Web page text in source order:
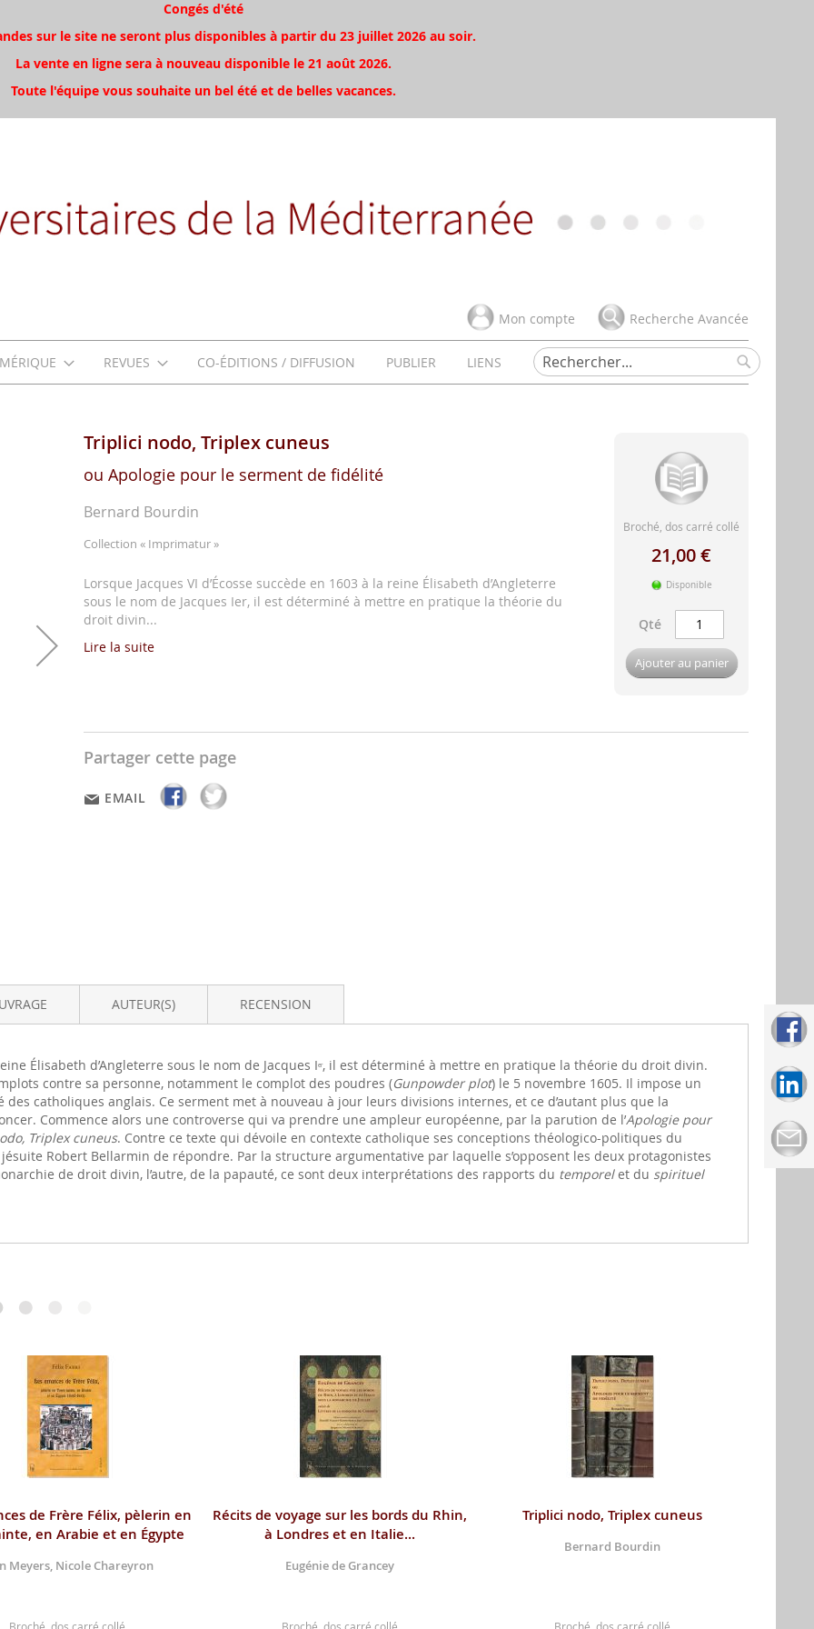
Congés d'été
sur le site ne seront plus disponibles à partir du 23 juillet 2026 au soir.
La vente en ligne sera à nouveau disponible le 21 août 2026.
Toute l'équipe vous souhaite un bel été et de belles vacances.
Mon compte Recherche Avancée
REVUES CO-ÉDITIONS / DIFFUSION PUBLIER
LIENS
Rechercher
Rechercher
Triplici nodo, Triplex cuneus
ou Apologie pour le serment de fidélité
Bernard Bourdin
Collection « Imprimatur »
Lorsque Jacques VI d’Écosse succède en 1603 à la reine Élisabeth d’Angleterre
sous le nom de Jacques Ier, il est déterminé à mettre en pratique la théorie du
droit divin...
Lire la suite
Broché, dos carré collé
21,00 €
Disponible
Qté
Ajouter au panier
Partager cette page
EMAIL
Élisabeth d’Angleterre sous le nom de Jacques Ier, il est déterminé à mettre en pratique la théorie du droit divin.
contre sa personne, notamment le complot des poudres (Gunpowder plot) le 5 novembre 1605. Il impose un
des catholiques anglais. Ce serment met à nouveau à jour leurs divisions internes, et ce d’autant plus que la
Commence alors une controverse qui va prendre une ampleur européenne, par la parution de l’Apologie pour
Triplex cuneus. Contre ce texte qui dévoile en contexte catholique ses conceptions théologico-politiques du
Robert Bellarmin de répondre. Par la structure argumentative par laquelle s’opposent les deux protagonistes
de droit divin, l’autre, de la papauté, ce sont deux interprétations des rapports du temporelet du spirituel
AUTEUR(S) RECENSION
de Frère Félix, pèlerin en
en Arabie et en Égypte
Meyers, Nicole Chareyron
Récits de voyage sur les bords du Rhin,
à Londres et en Italie...
Eugénie de Grancey
Triplici nodo, Triplex cuneus
Bernard Bourdin